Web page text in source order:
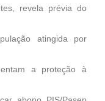
revela prévia do
atingida por
a proteção à